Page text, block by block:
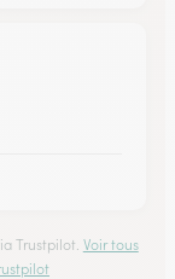
Trustpilot. Voir tous